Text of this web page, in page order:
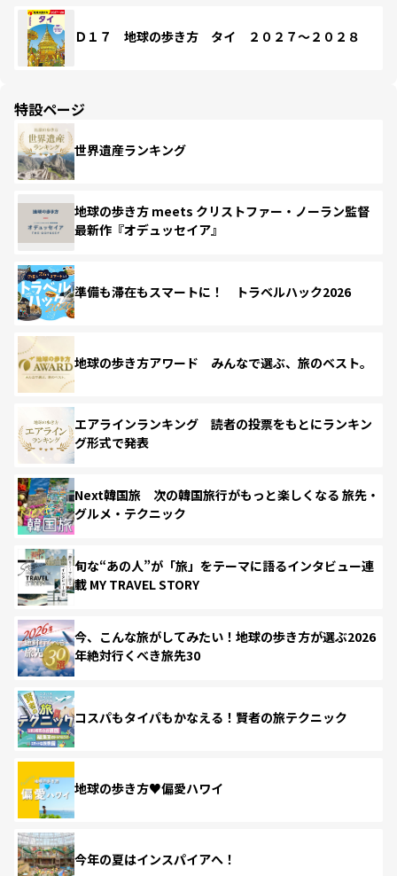
Ｄ１７ 地球の歩き方 タイ ２０２７～２０２８
特設ページ
世界遺産ランキング
地球の歩き方 meets クリストファー・ノーラン監督
最新作『オデュッセイア』
準備も滞在もスマートに！ トラベルハック2026
地球の歩き方アワード みんなで選ぶ、旅のベスト。
エアラインランキング 読者の投票をもとにランキン
グ形式で発表
Next韓国旅 次の韓国旅行がもっと楽しくなる 旅先・
グルメ・テクニック
旬な“あの人”が「旅」をテーマに語るインタビュー連
載 MY TRAVEL STORY
今、こんな旅がしてみたい！地球の歩き方が選ぶ2026
年絶対行くべき旅先30
コスパもタイパもかなえる！賢者の旅テクニック
地球の歩き方♥偏愛ハワイ
今年の夏はインスパイアへ！